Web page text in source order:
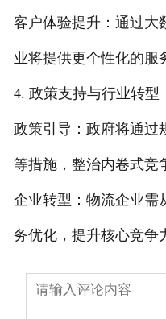
客户体验提升：通过大
业将提供更个性化的服
4. 政策支持与行业转型
政策引导：政府将通过
等措施，整治内卷式竞
企业转型：物流企业需
务优化，提升核心竞争